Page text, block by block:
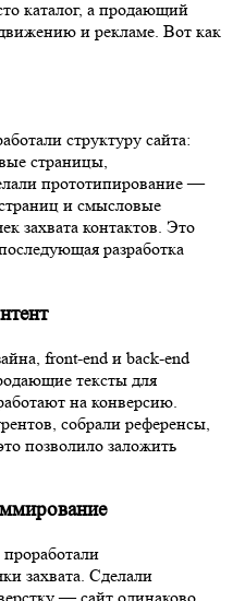
структуру сайта:
страницы,
прототипирование —
и смысловые
захвата контактов. Это
разработка
front-end и back-end
тексты для основных
собрали референсы,
позволило заложить
функциональные
адаптивную и
хорошо выглядит на
устройствах.
поведения